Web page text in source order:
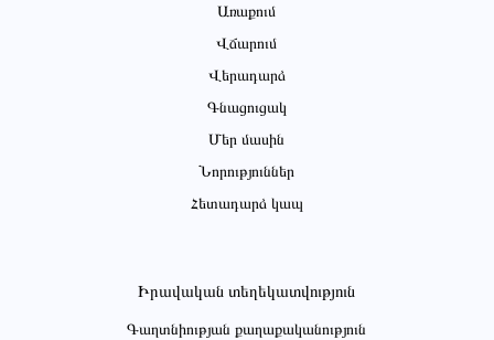
Առաքում
Վճարում
Վերադարձ
Գնացուցակ
Մեր մասին
Նորություններ
Հետադարձ կապ
Իրավական տեղեկատվություն
Գաղտնիության քաղաքականություն